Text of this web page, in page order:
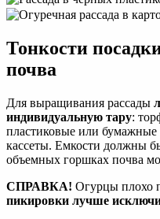
Тонкости
почва
Для выращивания рассады
индивидуальную тару:
пластиковые или бумажные
кассеты. Емкости должны
объемных горшках почва
СПРАВКА! Огурцы плохо
пикировки лучше